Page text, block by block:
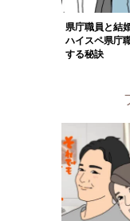
県庁職員と結
ハイスペ県庁
する秘訣